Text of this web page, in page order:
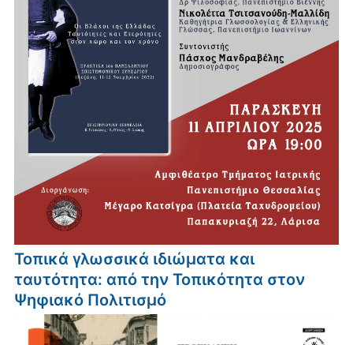
Τοπικά γλωσσικά ιδιώματα και
ταυτότητα: από την Τοπικότητα στον
Ψηφιακό Πολιτισμό